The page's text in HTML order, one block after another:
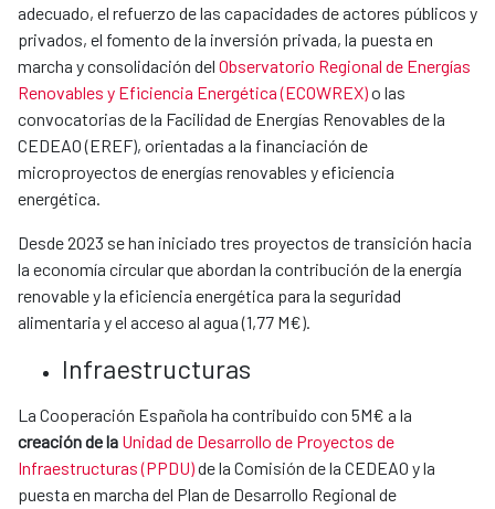
adecuado, el refuerzo de las capacidades de actores públicos y
privados, el fomento de la inversión privada, la puesta en
marcha y consolidación del Observatorio Regional de Energías
Renovables y Eficiencia Energética (ECOWREX)o las
convocatorias de la Facilidad de Energías Renovables de la
CEDEAO (EREF), orientadas a la financiación de
microproyectos de energías renovables y eficiencia
energética.
Desde 2023 se han iniciado tres proyectos de transición hacia
la economía circular que abordan la contribución de la energía
renovable y la eficiencia energética para la seguridad
alimentaria y el acceso al agua (1,77 M€).
Infraestructuras
La Cooperación Española ha contribuido con 5M€ a la
creación de la Unidad de Desarrollo de Proyectos de
Infraestructuras (PPDU)de la Comisión de la CEDEAO y la
puesta en marcha del Plan de Desarrollo Regional de